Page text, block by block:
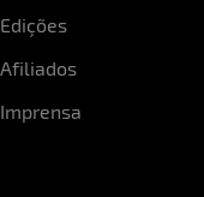
Edições
Afiliados
Imprensa